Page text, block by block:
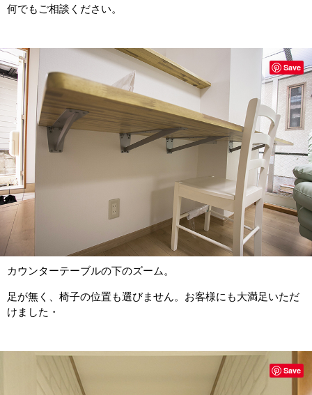
何でもご相談ください。
カウンターテーブルの下のズーム。
足が無く、椅子の位置も選びません。お客様にも大満足いただ
けました・
Save
Save